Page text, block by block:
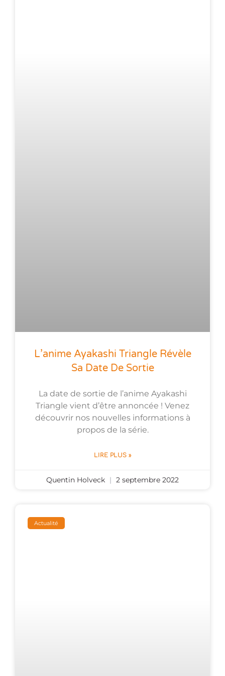
L’anime Ayakashi Triangle Révèle
Sa Date De Sortie
La date de sortie de l’anime Ayakashi
Triangle vient d’être annoncée ! Venez
découvrir nos nouvelles informations à
propos de la série.
LIRE PLUS »
Quentin Holveck 2 septembre 2022
Actualité